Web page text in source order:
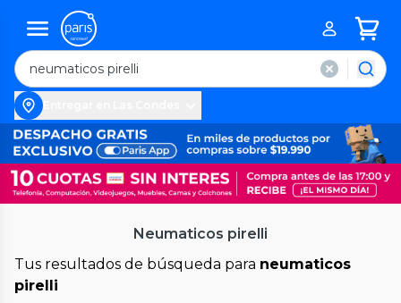
Neumaticos pirelli
Tus resultados de búsqueda para neumaticos
pirelli